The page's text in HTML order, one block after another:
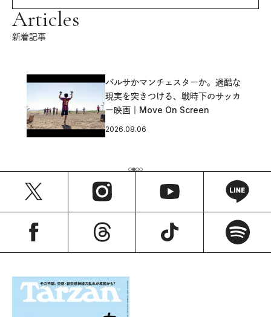
Articles
新着記事
バルサかマンチェスターか。過酷な
現実を突きつける、戦時下のサッカ
ー映画｜Move On Screen
2026.08.06